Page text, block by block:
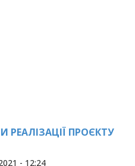
РЕАЛІЗАЦІЇ ПРОЄКТУ
- 12:24